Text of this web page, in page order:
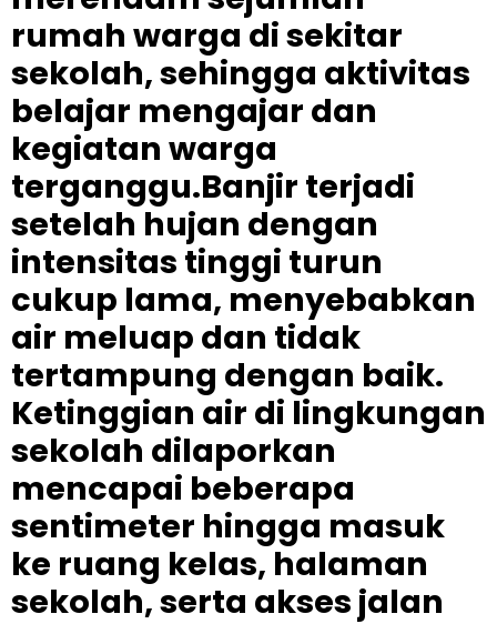
rumah warga di sekitar
sekolah, sehingga aktivitas
belajar mengajar dan
kegiatan warga
terganggu.Banjir terjadi
setelah hujan dengan
intensitas tinggi turun
cukup lama, menyebabkan
air meluap dan tidak
tertampung dengan baik.
Ketinggian air di lingkungan
sekolah dilaporkan
mencapai beberapa
sentimeter hingga masuk
ke ruang kelas, halaman
sekolah, serta akses jalan